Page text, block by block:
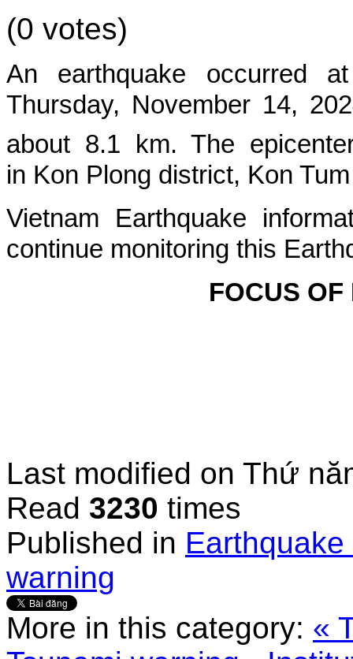
(0 votes)
An earthquake occurred
Thursday, November 14,
about 8.1 km. The
in Kon Plong district, Kon
Vietnam Earthquake
continue monitoring this
FOCUS
Last modified on Thứ
Read 3230 times
Published in
warning
More in this category: «